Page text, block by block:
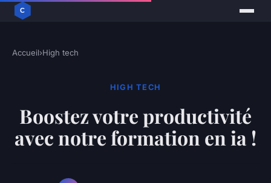
Accueil›High tech
HIGH TECH
Boostez votre productivité
avec notre formation en ia !